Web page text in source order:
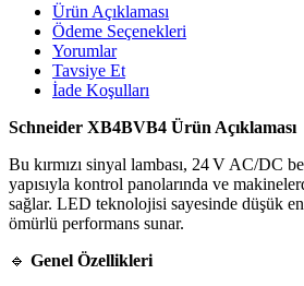
Ürün Açıklaması
Ödeme Seçenekleri
Yorumlar
Tavsiye Et
İade Koşulları
Schneider XB4BVB4 Ürün Açıklaması
Bu kırmızı sinyal lambası, 24 V AC/DC
yapısıyla kontrol panolarında ve
sağlar. LED teknolojisi sayesinde düşük
ömürlü performans sunar.
🔹 Genel Özellikleri